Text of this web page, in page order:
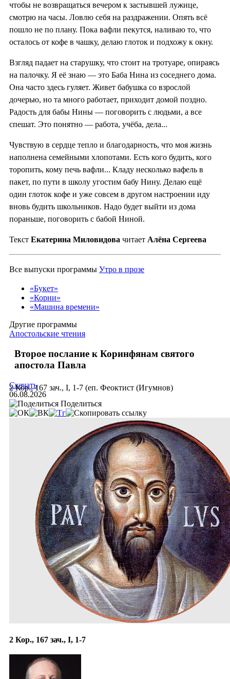
чтобы не возвращаться вечером к застывшей лужице,
смотрю на часы. Ловлю себя на раздражении. Опять всё
пошло не по плану. Пока вафли пекутся, наливаю то, что
осталось от кофе в чашку, делаю глоток и подхожу к окну.
Взгляд падает на старушку, что стоит на тротуаре, опираясь
на палочку. Я её знаю — это Баба Нина из соседнего дома.
Она часто здесь гуляет. Живет бабушка со взрослой
дочерью, но та много работает, приходит домой поздно.
Радость для бабы Нины — поговорить с людьми, а все
спешат. Это понятно — работа, учёба, дела...
Чувствую в сердце тепло и благодарность, что моя жизнь
наполнена семейными хлопотами. Есть кого будить, кого
торопить, кому печь вафли... Кладу несколько вафель в
пакет, по пути в школу угостим бабу Нину. Делаю ещё
один глоток кофе и уже совсем в другом настроении иду
вновь будить школьников. Надо будет выйти из дома
пораньше, поговорить с бабой Ниной.
Текст Екатерина Миловидова читает Алёна Сергеева
Все выпуски программы Утро в прозе
«Букет»
«Корни»
«Машина времени»
Другие программы
Апостольские чтения
Второе послание к Коринфянам святого
апостола Павла
2 Кор., 167 зач., I, 1-7 (еп. Феоктист (Игумнов)
Скачать
06.08.2026
Поделиться
2 Кор., 167 зач., I, 1-7